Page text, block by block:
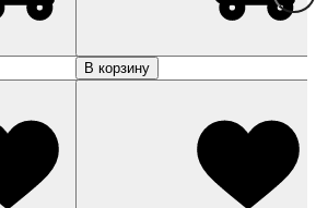
В корзину